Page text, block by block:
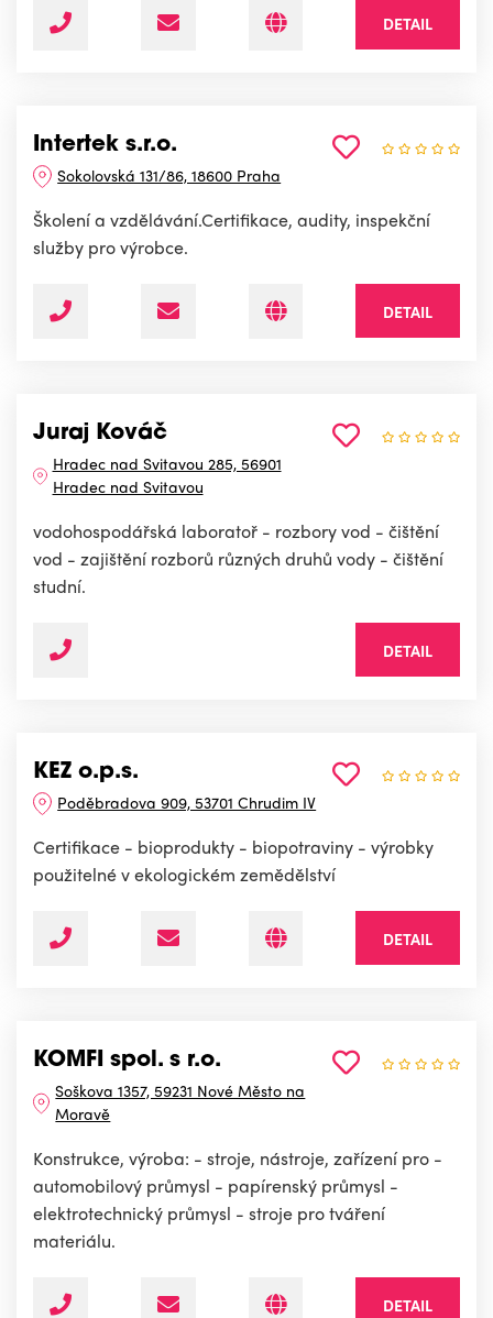
DETAIL
Intertek s.r.o.
Sokolovská 131/86, 18600 Praha
Školení a vzdělávání.Certifikace, audity, inspekční
služby pro výrobce.
DETAIL
Juraj Kováč
Hradec nad Svitavou 285, 56901
Hradec nad Svitavou
vodohospodářská laboratoř - rozbory vod - čištění
vod - zajištění rozborů různých druhů vody - čištění
studní.
DETAIL
KEZ o.p.s.
Poděbradova 909, 53701 Chrudim IV
Certifikace - bioprodukty - biopotraviny - výrobky
použitelné v ekologickém zemědělství
DETAIL
KOMFI spol. s r.o.
Soškova 1357, 59231 Nové Město na
Moravě
Konstrukce, výroba: - stroje, nástroje, zařízení pro -
automobilový průmysl - papírenský průmysl -
elektrotechnický průmysl - stroje pro tváření
materiálu.
DETAIL